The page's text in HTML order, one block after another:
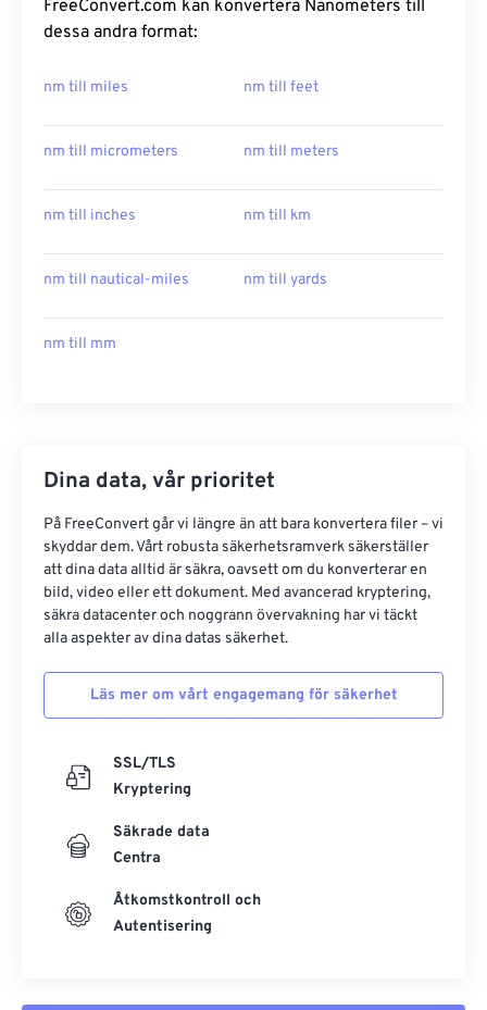
FreeConvert.com kan konvertera Nanometers till
dessa andra format:
nm till miles nm till feet
nm till micrometers nm till meters
nm till inches nm till km
nm till nautical-miles nm till yards
nm till mm
Dina data, vår prioritet
På FreeConvert går vi längre än att bara konvertera filer – vi
skyddar dem. Vårt robusta säkerhetsramverk säkerställer
att dina data alltid är säkra, oavsett om du konverterar en
bild, video eller ett dokument. Med avancerad kryptering,
säkra datacenter och noggrann övervakning har vi täckt
alla aspekter av dina datas säkerhet.
Läs mer om vårt engagemang för säkerhet
SSL/TLS
Kryptering
Säkrade data
Centra
Åtkomstkontroll och
Autentisering